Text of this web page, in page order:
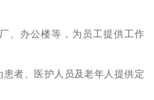
、办公楼等，为员工提供工作
者、医护人员及老年人提供定